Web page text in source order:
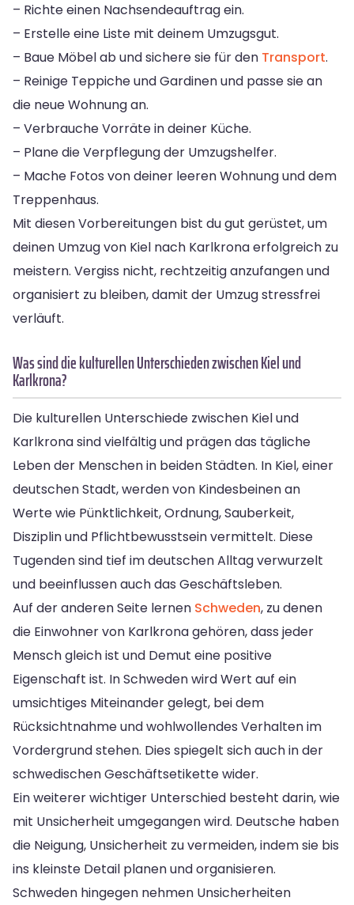
– Richte einen Nachsendeauftrag ein.
– Erstelle eine Liste mit deinem Umzugsgut.
– Baue Möbel ab und sichere sie für den Transport.
– Reinige Teppiche und Gardinen und passe sie an
die neue Wohnung an.
– Verbrauche Vorräte in deiner Küche.
– Plane die Verpflegung der Umzugshelfer.
– Mache Fotos von deiner leeren Wohnung und dem
Treppenhaus.
Mit diesen Vorbereitungen bist du gut gerüstet, um
deinen Umzug von Kiel nach Karlkrona erfolgreich zu
meistern. Vergiss nicht, rechtzeitig anzufangen und
organisiert zu bleiben, damit der Umzug stressfrei
verläuft.
Was sind die kulturellen Unterschieden zwischen Kiel und
Karlkrona?
Die kulturellen Unterschiede zwischen Kiel und
Karlkrona sind vielfältig und prägen das tägliche
Leben der Menschen in beiden Städten. In Kiel, einer
deutschen Stadt, werden von Kindesbeinen an
Werte wie Pünktlichkeit, Ordnung, Sauberkeit,
Disziplin und Pflichtbewusstsein vermittelt. Diese
Tugenden sind tief im deutschen Alltag verwurzelt
und beeinflussen auch das Geschäftsleben.
Auf der anderen Seite lernen Schweden, zu denen
die Einwohner von Karlkrona gehören, dass jeder
Mensch gleich ist und Demut eine positive
Eigenschaft ist. In Schweden wird Wert auf ein
umsichtiges Miteinander gelegt, bei dem
Rücksichtnahme und wohlwollendes Verhalten im
Vordergrund stehen. Dies spiegelt sich auch in der
schwedischen Geschäftsetikette wider.
Ein weiterer wichtiger Unterschied besteht darin, wie
mit Unsicherheit umgegangen wird. Deutsche haben
die Neigung, Unsicherheit zu vermeiden, indem sie bis
ins kleinste Detail planen und organisieren.
Schweden hingegen nehmen Unsicherheiten